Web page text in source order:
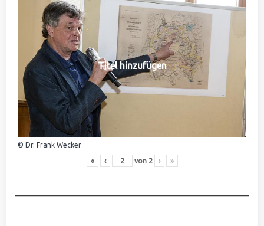
Titel hinzufügen
© Dr. Frank Wecker
« ‹ von 2 › »